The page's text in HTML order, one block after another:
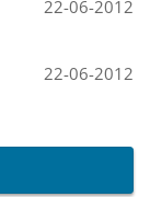
22-06-2012
22-06-2012